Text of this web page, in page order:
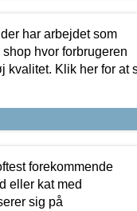
har arbejdet som
hvor forbrugeren
kvalitet. Klik her for at
forekommende
eller kat med
sig på